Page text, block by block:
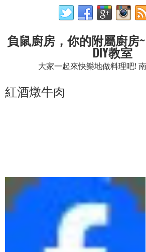
負鼠廚房，你的附屬廚房
DIY教室
大家一起來快樂地做料理吧!
紅酒燉牛肉